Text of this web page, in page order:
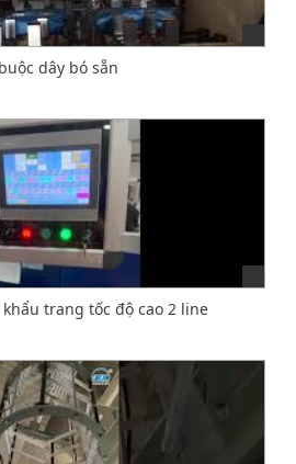
dây bó sẵn
trang tốc độ cao 2 line